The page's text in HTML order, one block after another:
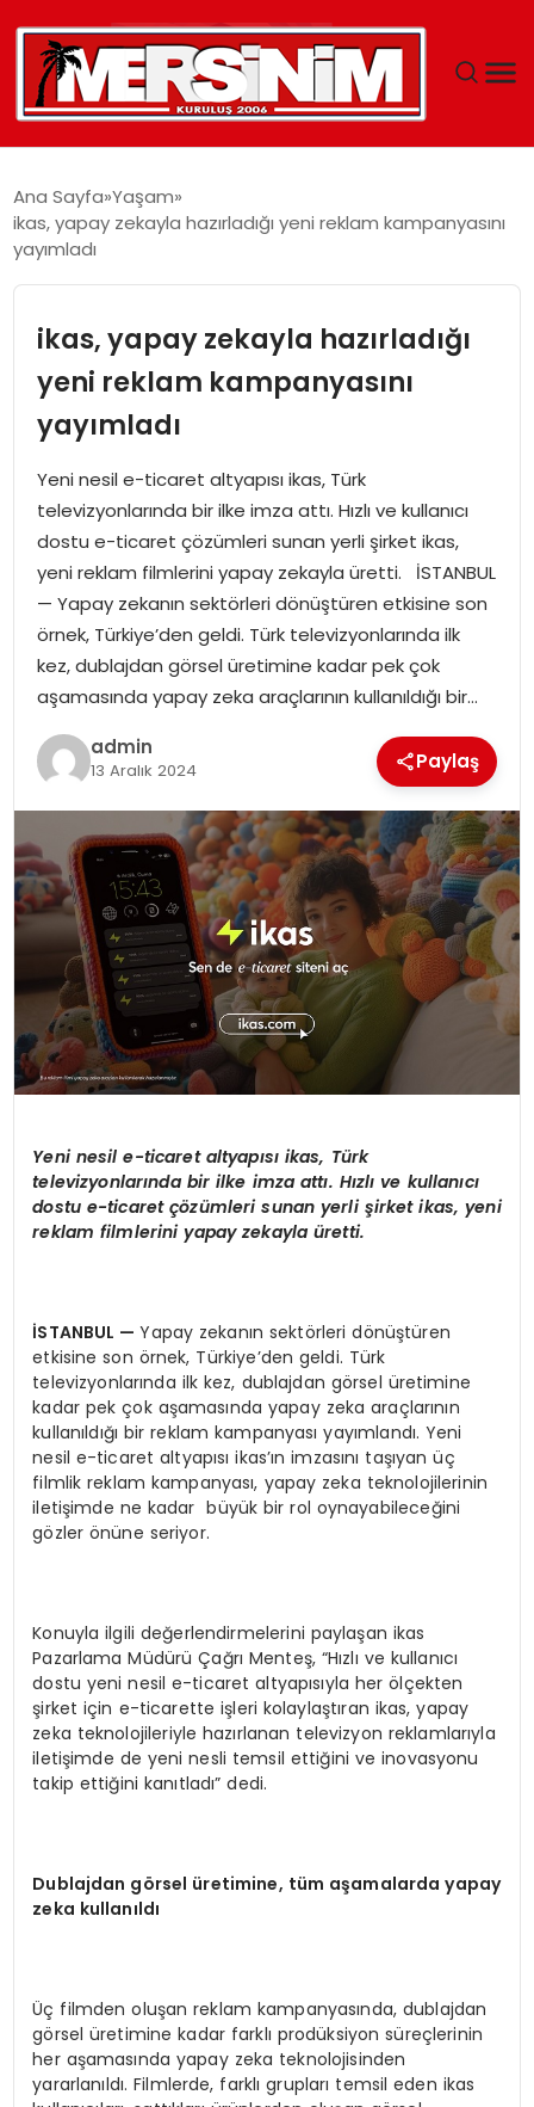
YAŞAM
EĞITIM
SPOR
EKONOMI
MAGAZIN
DÜNYA
OTOMOBIL
Ana Sayfa Yaşam
ikas, yapay zekayla hazırladığı yeni reklam kampanyasını
yayımladı
ikas, yapay zekayla hazırladığı
yeni reklam kampanyasını
yayımladı
Yeni nesil e-ticaret altyapısı ikas, Türk
televizyonlarında bir ilke imza attı. Hızlı ve kullanıcı
dostu e-ticaret çözümleri sunan yerli şirket ikas,
yeni reklam filmlerini yapay zekayla üretti. İSTANBUL
— Yapay zekanın sektörleri dönüştüren etkisine son
örnek, Türkiye’den geldi. Türk televizyonlarında ilk
kez, dublajdan görsel üretimine kadar pek çok
aşamasında yapay zeka araçlarının kullanıldığı bir…
admin
13 Aralık 2024 Paylaş
Yeni nesil e-ticaret altyapısı ikas, Türk
televizyonlarında bir ilke imza attı. Hızlı ve kullanıcı
dostu e-ticaret çözümleri sunan yerli şirket ikas, yeni
reklam filmlerini yapay zekayla üretti.
İSTANBUL —Yapay zekanın sektörleri dönüştüren
etkisine son örnek, Türkiye’den geldi. Türk
televizyonlarında ilk kez, dublajdan görsel üretimine
kadar pek çok aşamasında yapay zeka araçlarının
kullanıldığı bir reklam kampanyası yayımlandı. Yeni
nesil e-ticaret altyapısı ikas’ın imzasını taşıyan üç
filmlik reklam kampanyası, yapay zeka teknolojilerinin
iletişimde ne kadar büyük bir rol oynayabileceğini
gözler önüne seriyor.
Konuyla ilgili değerlendirmelerini paylaşan ikas
Pazarlama Müdürü Çağrı Menteş, “Hızlı ve kullanıcı
dostu yeni nesil e-ticaret altyapısıyla her ölçekten
şirket için e-ticarette işleri kolaylaştıran ikas, yapay
zeka teknolojileriyle hazırlanan televizyon reklamlarıyla
iletişimde de yeni nesli temsil ettiğini ve inovasyonu
takip ettiğini kanıtladı” dedi.
Dublajdan görsel üretimine, tüm aşamalarda yapay
zeka kullanıldı
Üç filmden oluşan reklam kampanyasında, dublajdan
görsel üretimine kadar farklı prodüksiyon süreçlerinin
her aşamasında yapay zeka teknolojisinden
yararlanıldı. Filmlerde, farklı grupları temsil eden ikas